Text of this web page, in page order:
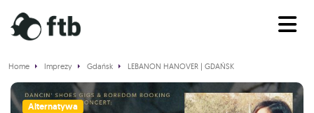
Home Imprezy Gdańsk LEBANON HANOVER | GDAŃSK
Alternatywa